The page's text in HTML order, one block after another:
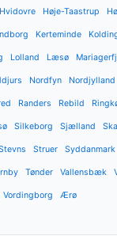
Hvidovre Høje-Taastrup
Kerteminde
Lolland Læsø
Nordfyn Nordjylland
Randers Rebild
Silkeborg Sjælland
Struer Syddanmark
Tønder Vallensbæk
Vordingborg Ærø